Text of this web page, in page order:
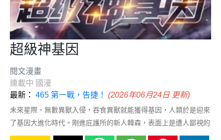
超級神基因
閱文漫畫
連載中 國漫
最新： 465 第一戰，告捷！ (2026年06月24日 更新)
未來星際，無數異獸入侵，吞食異獸就能獲得基因，人類於是迎來
了基因大進化時代。剛進庇護所的新人韓森，表面上是遭人鄙視的
“屁股狂魔”，另一面卻是人人敬仰的“B神”！韓森：不好意思，只有